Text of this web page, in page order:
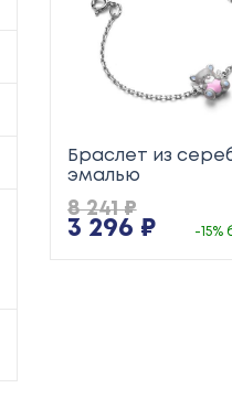
Браслет из
эмалью
3 296 ₽
8 241 ₽
-15%